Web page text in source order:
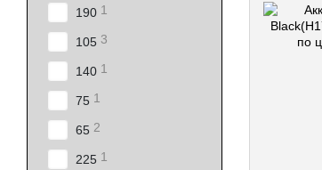
190 1
105 3
140 1
75 1
65 2
225 1